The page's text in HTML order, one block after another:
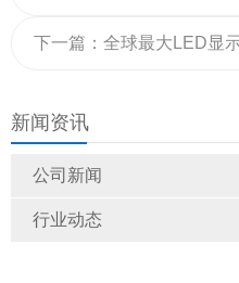
新闻资讯
公司新闻
行业动态
精品巡展武汉站会场盛况K
下一篇： 全球最大LED显
生日